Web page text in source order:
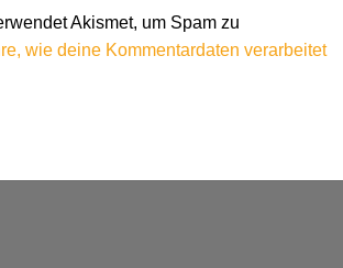
Akismet, um Spam zu
wie deine Kommentardaten verarbeitet